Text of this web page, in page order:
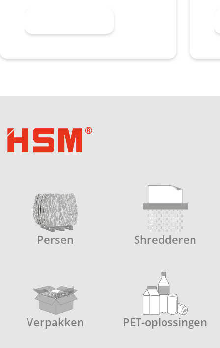
Persen Shredderen
Verpakken PET-oplossingen